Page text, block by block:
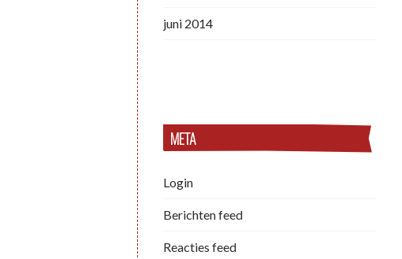
juni 2014
META
Login
Berichten feed
Reacties feed